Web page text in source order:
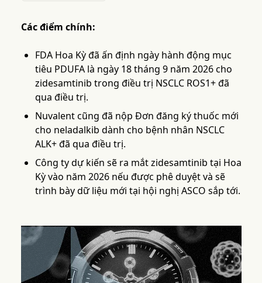
Các điểm chính:
FDA Hoa Kỳ đã ấn định ngày hành động mục
tiêu PDUFA là ngày 18 tháng 9 năm 2026 cho
zidesamtinib trong điều trị NSCLC ROS1+ đã
qua điều trị.
Nuvalent cũng đã nộp Đơn đăng ký thuốc mới
cho neladalkib dành cho bệnh nhân NSCLC
ALK+ đã qua điều trị.
Công ty dự kiến ​​sẽ ra mắt zidesamtinib tại Hoa
Kỳ vào năm 2026 nếu được phê duyệt và sẽ
trình bày dữ liệu mới tại hội nghị ASCO sắp tới.